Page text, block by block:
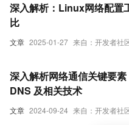
文章 2025-01-27 来自：开发者社
深入解析：Linux网络配
比
文章 2024-09-24 来自：开发者社
深入解析网络通信关键要素
DNS 及相关技术